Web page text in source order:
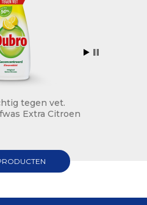
tegen vet.
Extra Citroen